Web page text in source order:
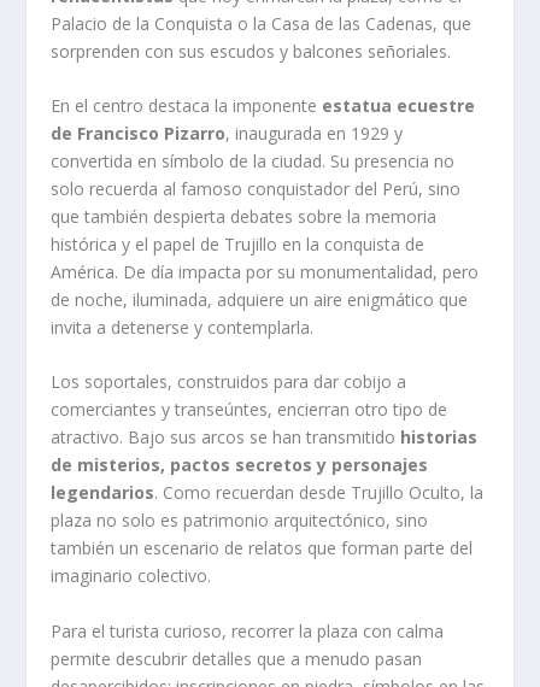
Palacio de la Conquista o la Casa de las Cadenas, que
sorprenden con sus escudos y balcones señoriales.
En el centro destaca la imponente estatua ecuestre
de Francisco Pizarro, inaugurada en 1929 y
convertida en símbolo de la ciudad. Su presencia no
solo recuerda al famoso conquistador del Perú, sino
que también despierta debates sobre la memoria
histórica y el papel de Trujillo en la conquista de
América. De día impacta por su monumentalidad, pero
de noche, iluminada, adquiere un aire enigmático que
invita a detenerse y contemplarla.
Los soportales, construidos para dar cobijo a
comerciantes y transeúntes, encierran otro tipo de
atractivo. Bajo sus arcos se han transmitido historias
de misterios, pactos secretos y personajes
legendarios. Como recuerdan desde Trujillo Oculto, la
plaza no solo es patrimonio arquitectónico, sino
también un escenario de relatos que forman parte del
imaginario colectivo.
Para el turista curioso, recorrer la plaza con calma
permite descubrir detalles que a menudo pasan